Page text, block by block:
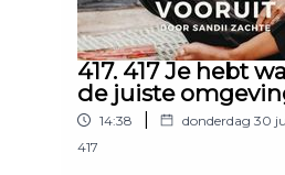
417. 417 Je hebt
de juiste
14:38 donderdag 30
417